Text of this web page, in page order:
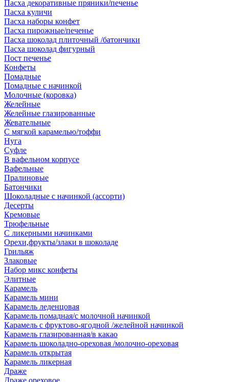
Пасха декоративные пряники/печенье
Пасха куличи
Пасха наборы конфет
Пасха пирожные/печенье
Пасха шоколад плиточный /батончики
Пасха шоколад фигурный
Пост печенье
Конфеты
Помадные
Помадные с начинкой
Молочные (коровка)
Желейные
Желейные глазированные
Жевательные
С мягкой карамелью/тоффи
Нуга
Суфле
В вафельном корпусе
Вафельные
Пралиновые
Батончики
Шоколадные с начинкой (ассорти)
Десерты
Кремовые
Трюфельные
С ликерными начинками
Орехи,фрукты/злаки в шоколаде
Грильяж
Злаковые
Набор микс конфеты
Элитные
Карамель
Карамель мини
Карамель леденцовая
Карамель помадная/с молочной начинкой
Карамель с фруктово-ягодной /желейной начинкой
Карамель глазированная/в какао
Карамель шоколадно-ореховая /молочно-ореховая
Карамель открытая
Карамель ликерная
Драже
Драже ореховое